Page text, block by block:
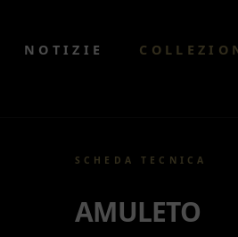
NOTIZIE
SCHEDA TECNICA
AMULETO